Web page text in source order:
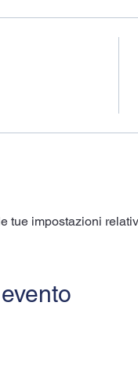
tue impostazioni